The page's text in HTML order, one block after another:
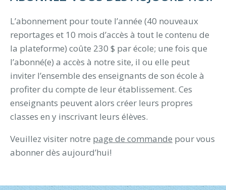
L’abonnement pour toute l’année (40 nouveaux
reportages et 10 mois d’accès à tout le contenu de
la plateforme) coûte 230 $ par école; une fois que
l’abonné(e) a accès à notre site, il ou elle peut
inviter l’ensemble des enseignants de son école à
profiter du compte de leur établissement. Ces
enseignants peuvent alors créer leurs propres
classes en y inscrivant leurs élèves.
Veuillez visiter notre page de commande pour vous
abonner dès aujourd’hui!